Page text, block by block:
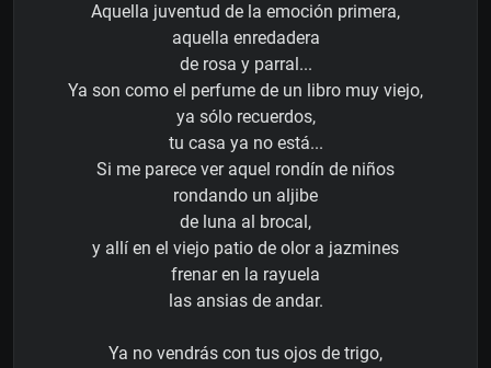
Aquella juventud de la emoción primera,
aquella enredadera
de rosa y parral...
Ya son como el perfume de un libro muy viejo,
ya sólo recuerdos,
tu casa ya no está...
Si me parece ver aquel rondín de niños
rondando un aljibe
de luna al brocal,
y allí en el viejo patio de olor a jazmines
frenar en la rayuela
las ansias de andar.
Ya no vendrás con tus ojos de trigo,